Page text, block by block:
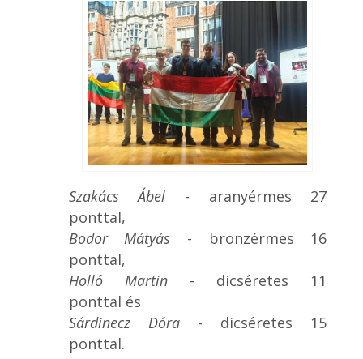
Szakács Ábel - aranyérmes 27
ponttal,
Bodor Mátyás - bronzérmes 16
ponttal,
Holló Martin- dicséretes 11
ponttal és
Sárdinecz Dóra- dicséretes 15
ponttal.